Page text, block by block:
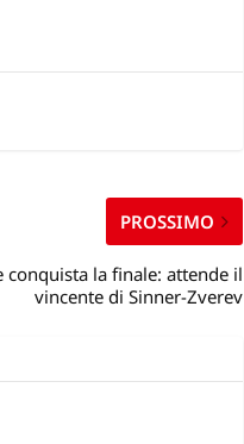
PROSSIMO
conquista la finale: attende il
vincente di Sinner-Zverev